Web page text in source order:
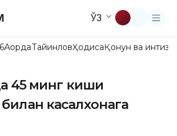
ЎЗ
АқордаТайинловҲодисаҚонун ва
45 минг киши
касалхонага